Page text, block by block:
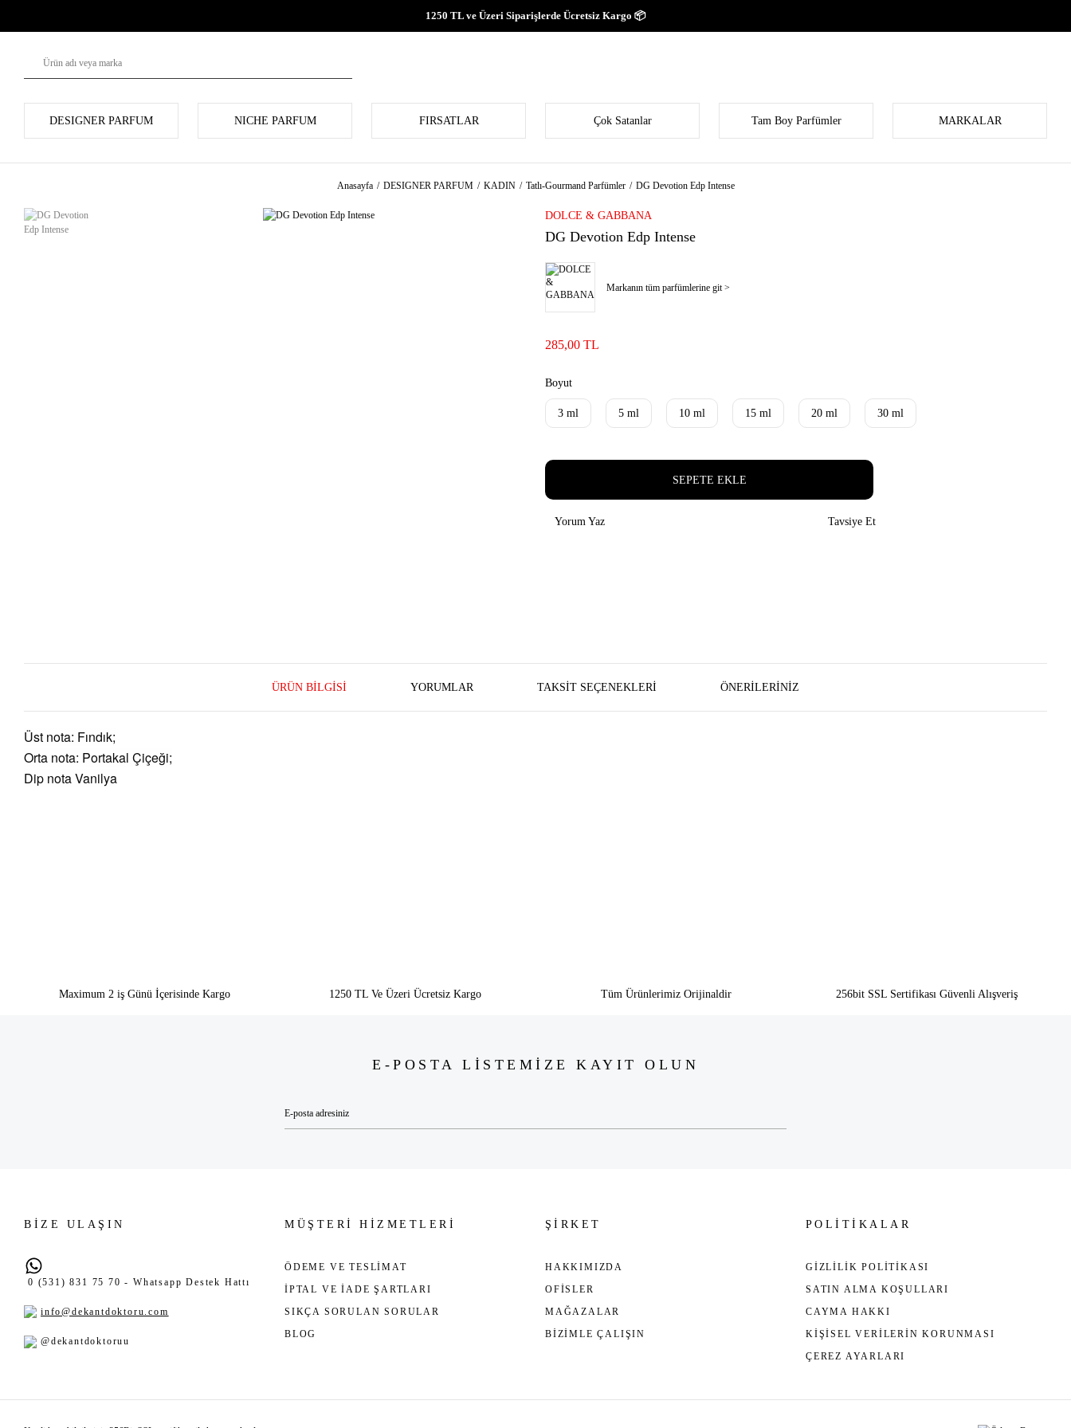
1250 TL ve Üzeri Siparişlerde Ücretsiz Kargo 📦
DESIGNER PARFUM NICHE PARFUM FIRSATLAR Çok Satanlar Tam Boy Parfümler MARKALAR
Anasayfa DESIGNER PARFUM KADIN Tatlı-Gourmand Parfümler DG Devotion Edp Intense
DOLCE & GABBANA
DG Devotion Edp Intense
Markanın tüm parfümlerine git >
285,00 TL
Boyut
3 ml 5 ml 10 ml 15 ml 20 ml 30 ml
SEPETE EKLE
Yorum Yaz Tavsiye Et
ÜRÜN BILGISI YORUMLAR TAKSIT SEÇENEKLERI ÖNERILERINIZ
Üst nota: Fındık;
Orta nota: Portakal Çiçeği;
Dip nota Vanilya
Maximum 2 iş Günü İçerisinde Kargo 1250 TL Ve Üzeri Ücretsiz Kargo Tüm Ürünlerimiz Orijinaldir 256bit SSL Sertifikası Güvenli Alışveriş
E-POSTA LİSTEMİZE KAYIT OLUN
BİZE ULAŞIN
0 (531) 831 75 70 - Whatsapp Destek Hattı
info@dekantdoktoru.com
@dekantdoktoruu
MÜŞTERİ HİZMETLERİ
ÖDEME VE TESLİMAT
İPTAL VE İADE ŞARTLARI
SIKÇA SORULAN SORULAR
BLOG
ŞİRKET
HAKKIMIZDA
OFİSLER
MAĞAZALAR
BİZİMLE ÇALIŞIN
POLİTİKALAR
GİZLİLİK POLİTİKASI
SATIN ALMA KOŞULLARI
CAYMA HAKKI
KİŞİSEL VERİLERİN KORUNMASI
ÇEREZ AYARLARI